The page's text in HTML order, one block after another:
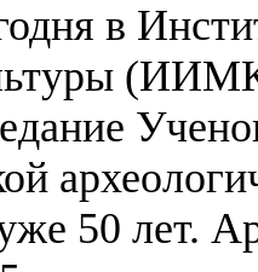
в
50 лет.